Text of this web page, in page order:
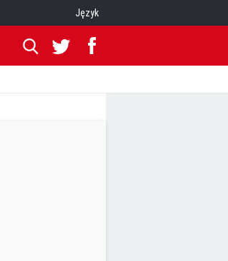
Język